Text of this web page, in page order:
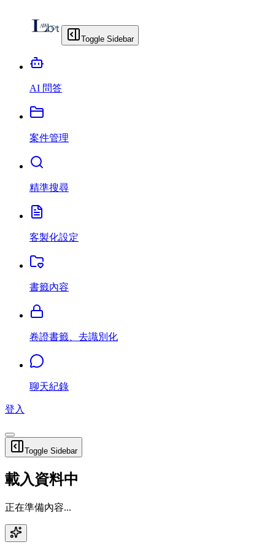
Toggle Sidebar
AI 問答
案件管理
精準搜尋
客製化設定
書籤內容
卷證書籤、去識別化
聊天紀錄
登入
Toggle Sidebar
載入資料中
正在準備內容...